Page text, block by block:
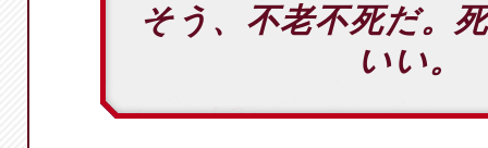
そう、不老不死だ。
いい。